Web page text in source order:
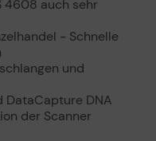
4608 auch sehr
- Schnelle
und
DataCapture DNA
der Scanner